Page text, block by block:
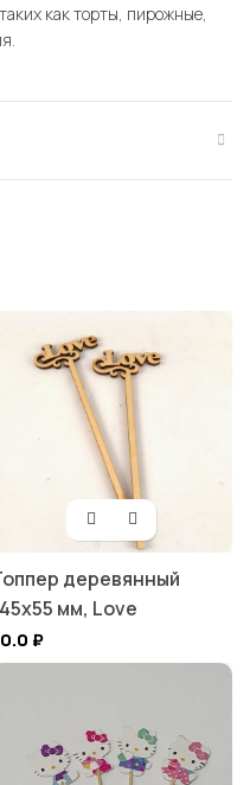
как торты, пирожные,
деревянный
мм, Love
₽